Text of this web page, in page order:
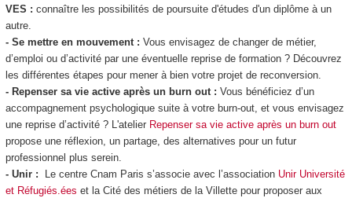
VES : connaître les possibilités de poursuite d'études d'un diplôme à un
autre.
- Se mettre en mouvement: Vous envisagez de changer de métier,
d’emploi ou d’activité par une éventuelle reprise de formation ? Découvrez
les différentes étapes pour mener à bien votre projet de reconversion.
- Repenser sa vie active après un burn out: Vous bénéficiez d’un
accompagnement psychologique suite à votre burn-out, et vous envisagez
une reprise d’activité ? L'atelier Repenser sa vie active après un burn out
propose une réflexion, un partage, des alternatives pour un futur
professionnel plus serein.
- Unir :
Le centre Cnam Paris s’associe avec l’association Unir Université
et Réfugiés.ées et la Cité des métiers de la Villette pour proposer aux